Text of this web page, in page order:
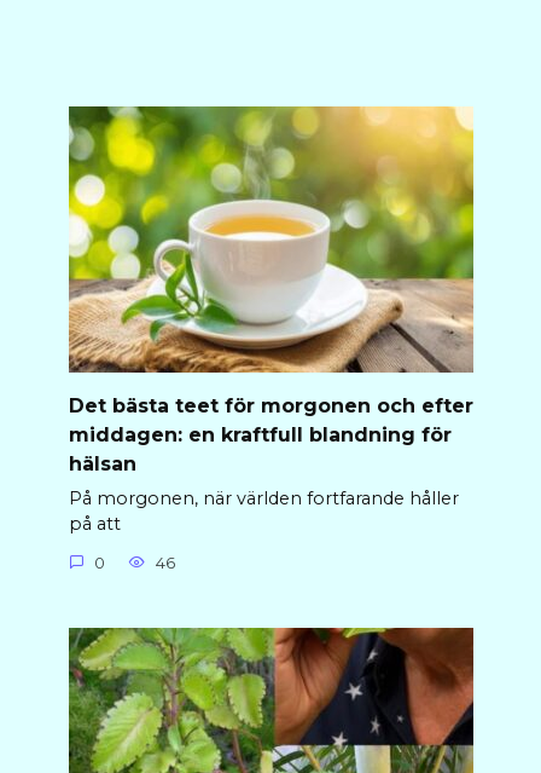
Det bästa teet för morgonen och efter
middagen: en kraftfull blandning för
hälsan
På morgonen, när världen fortfarande håller
på att
0 46